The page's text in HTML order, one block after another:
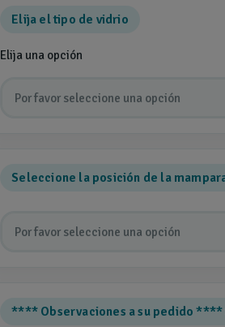
Elija el tipo de vidrio
Elija una opción
Por favor seleccione una opción
Seleccione la posición de la
Por favor seleccione una opción
**** Observaciones a su pedido